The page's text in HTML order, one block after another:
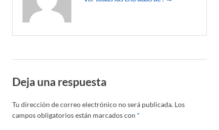
Deja una respuesta
Tu dirección de correo electrónico no será publicada. Los
campos obligatorios están marcados con *